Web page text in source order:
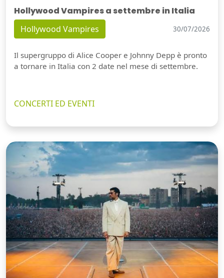
Hollywood Vampires a settembre in Italia
Hollywood Vampires 30/07/2026
Il supergruppo di Alice Cooper e Johnny Depp è pronto
a tornare in Italia con 2 date nel mese di settembre.
CONCERTI ED EVENTI